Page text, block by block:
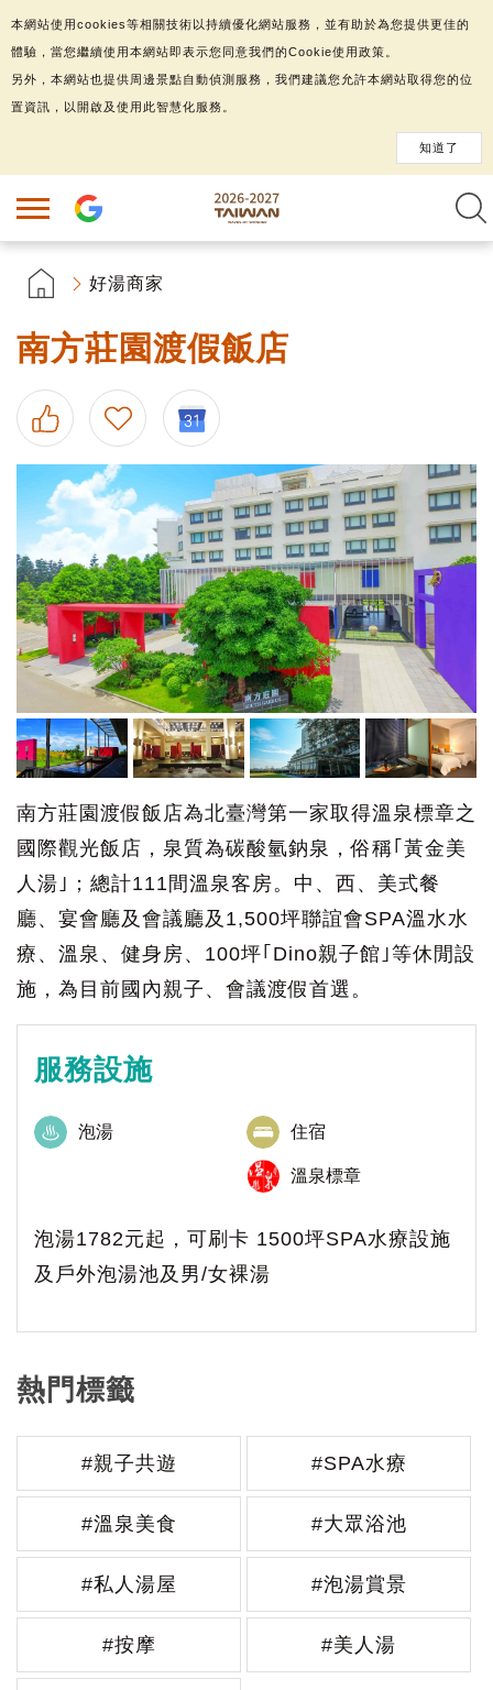
好湯商家
南方莊園渡假飯店
南方莊園渡假飯店為北臺灣第一家取得溫泉標章之
國際觀光飯店，泉質為碳酸氫鈉泉，俗稱｢黃金美
人湯｣；總計111間溫泉客房。中、西、美式餐
廳、宴會廳及會議廳及1,500坪聯誼會SPA溫水水
療、溫泉、健身房、100坪｢Dino親子館｣等休閒設
施，為目前國內親子、會議渡假首選。
服務設施
泡湯 住宿
溫泉標章
泡湯1782元起，可刷卡 1500坪SPA水療設施
及戶外泡湯池及男/女裸湯
熱門標籤
#親子共遊 #SPA水療
#溫泉美食 #大眾浴池
#私人湯屋 #泡湯賞景
#按摩 #美人湯
本網站使用cookies等相關技術以持續優化網站服務，並有助於為您提供更佳的
體驗，當您繼續使用本網站即表示您同意我們的Cookie使用政策。
另外，本網站也提供周邊景點自動偵測服務，我們建議您允許本網站取得您的位
置資訊，以開啟及使用此智慧化服務。
知道了